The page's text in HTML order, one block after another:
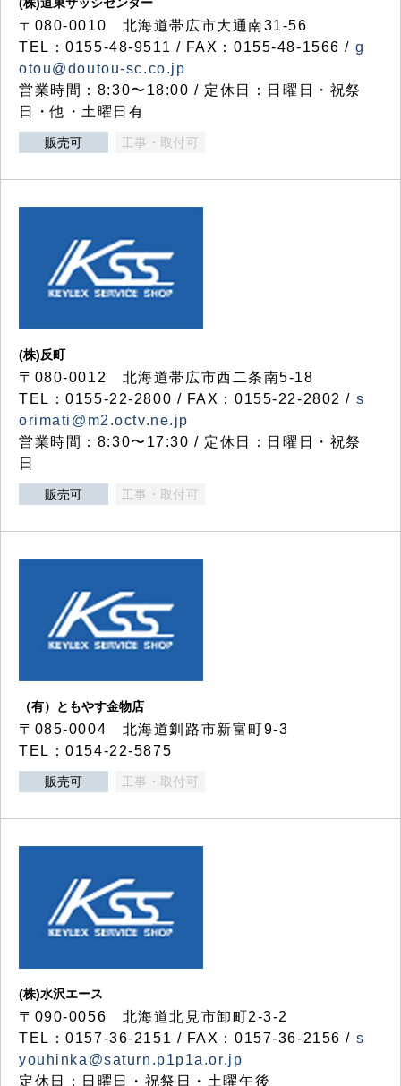
〒080-0010 北海道帯広市大通南31-56
TEL：0155-48-9511 / FAX：0155-48-1566 / g
otou@doutou-sc.co.jp
営業時間：8:30〜18:00 / 定休日：日曜日・祝祭
日・他・土曜日有
販売可 工事・取付可
(株)反町
〒080-0012 北海道帯広市西二条南5-18
TEL：0155-22-2800 / FAX：0155-22-2802 / s
orimati@m2.octv.ne.jp
営業時間：8:30〜17:30 / 定休日：日曜日・祝祭
日
販売可 工事・取付可
（有）ともやす金物店
〒085-0004 北海道釧路市新富町9-3
TEL：0154-22-5875
販売可 工事・取付可
(株)水沢エース
〒090-0056 北海道北見市卸町2-3-2
TEL：0157-36-2151 / FAX：0157-36-2156 / s
youhinka@saturn.p1p1a.or.jp
定休日：日曜日・祝祭日・土曜午後